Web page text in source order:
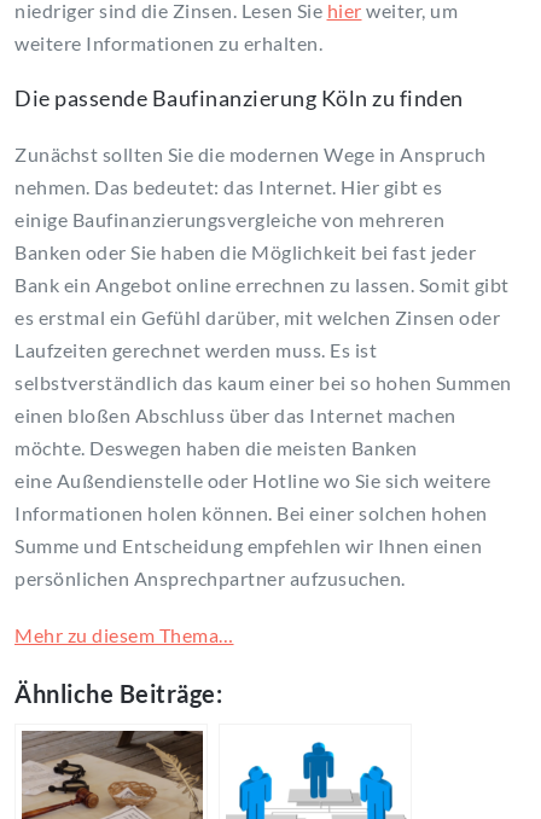
niedriger sind die Zinsen. Lesen Sie hier weiter, um
weitere Informationen zu erhalten.
Die passende Baufinanzierung Köln zu finden
Zunächst sollten Sie die modernen Wege in Anspruch
nehmen. Das bedeutet: das Internet. Hier gibt es
einige Baufinanzierungsvergleiche von mehreren
Banken oder Sie haben die Möglichkeit bei fast jeder
Bank ein Angebot online errechnen zu lassen. Somit gibt
es erstmal ein Gefühl darüber, mit welchen Zinsen oder
Laufzeiten gerechnet werden muss. Es ist
selbstverständlich das kaum einer bei so hohen Summen
einen bloßen Abschluss über das Internet machen
möchte. Deswegen haben die meisten Banken
eine Außendienstelle oder Hotline wo Sie sich weitere
Informationen holen können. Bei einer solchen hohen
Summe und Entscheidung empfehlen wir Ihnen einen
persönlichen Ansprechpartner aufzusuchen.
Mehr zu diesem Thema…
Ähnliche Beiträge: